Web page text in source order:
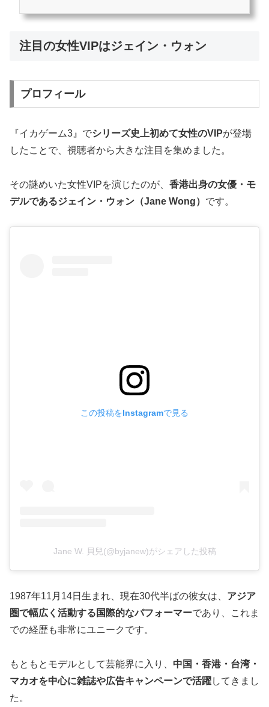
たポイントギフンの最期や伏線未回収の背景とその受け止め方イカゲーム3で...
注目の女性VIPはジェイン・ウォン
プロフィール
『イカゲーム3』でシリーズ史上初めて女性のVIPが登場
したことで、視聴者から大きな注目を集めました。
その謎めいた女性VIPを演じたのが、 香港出身の女優・モ
デルであるジェイン・ウォン（Jane Wong） です。
この投稿をInstagramで見る
Jane W. 貝兒(@byjanew)がシェアした投稿
1987年11月14日生まれ、現在30代半ばの彼女は、 アジア
圏で幅広く活動する国際的なパフォーマーであり、これま
での経歴も非常にユニークです。
もともとモデルとして芸能界に入り、 中国・香港・台湾・
マカオを中心に雑誌や広告キャンペーンで活躍してきまし
た。